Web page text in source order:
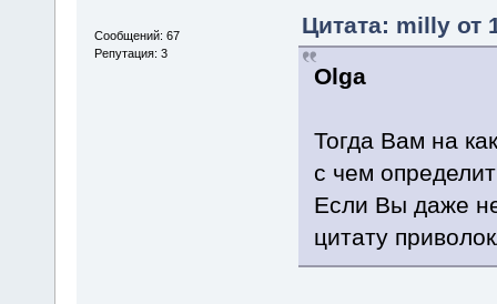
Сообщений: 67
Репутация: 3
Цитата: milly от
Olga
Тогда Вам на
с чем
Если Вы даже
цитату